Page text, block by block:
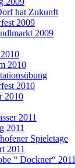
hat Zukunft
2009
2009
2010
2010
2010
2011
2011
Spieletage
2011
“ Dockner“ 2011